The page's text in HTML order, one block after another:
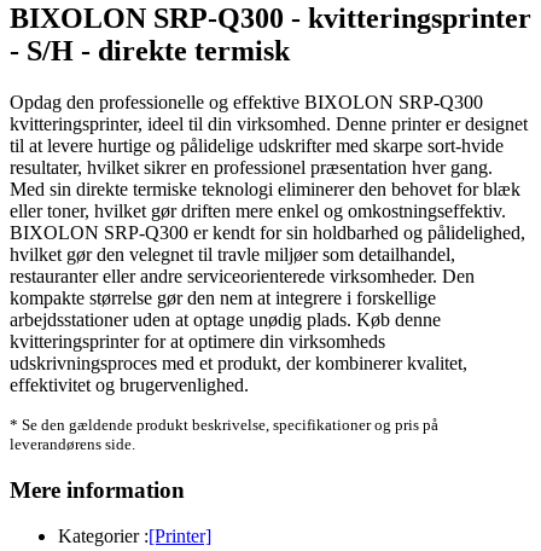
BIXOLON SRP-Q300 - kvitteringsprinter
- S/H - direkte termisk
Opdag den professionelle og effektive BIXOLON SRP-Q300
kvitteringsprinter, ideel til din virksomhed. Denne printer er designet
til at levere hurtige og pålidelige udskrifter med skarpe sort-hvide
resultater, hvilket sikrer en professionel præsentation hver gang.
Med sin direkte termiske teknologi eliminerer den behovet for blæk
eller toner, hvilket gør driften mere enkel og omkostningseffektiv.
BIXOLON SRP-Q300 er kendt for sin holdbarhed og pålidelighed,
hvilket gør den velegnet til travle miljøer som detailhandel,
restauranter eller andre serviceorienterede virksomheder. Den
kompakte størrelse gør den nem at integrere i forskellige
arbejdsstationer uden at optage unødig plads. Køb denne
kvitteringsprinter for at optimere din virksomheds
udskrivningsproces med et produkt, der kombinerer kvalitet,
effektivitet og brugervenlighed.
* Se den gældende produkt beskrivelse, specifikationer og pris på
leverandørens side.
Mere information
Kategorier :[Printer]